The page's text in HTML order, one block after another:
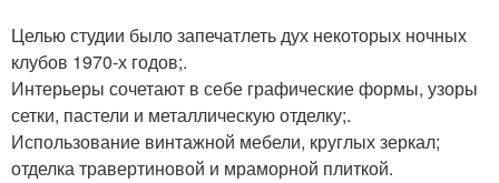
Целью студии было запечатлеть дух некоторых ночных
клубов 1970-х годов;.
Интерьеры сочетают в себе графические формы, узоры
сетки, пастели и металлическую отделку;.
Использование винтажной мебели, круглых зеркал;
отделка травертиновой и мраморной плиткой.